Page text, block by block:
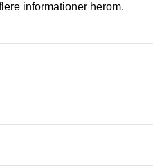
informationer herom.